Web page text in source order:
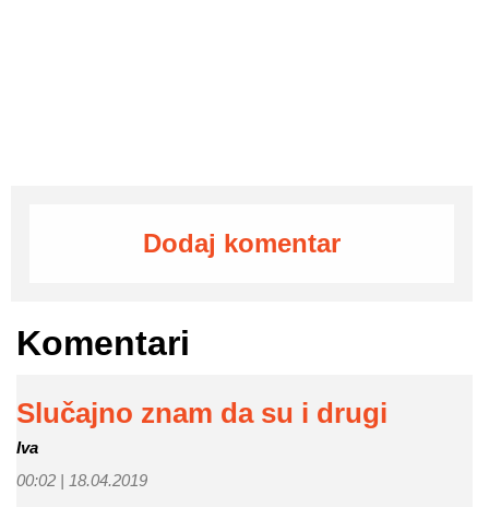
Dodaj komentar
Komentari
Slučajno znam da su i drugi
Iva
00:02 | 18.04.2019